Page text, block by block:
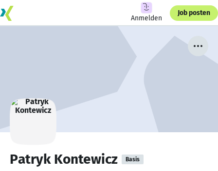
Anmelden
Job posten
Patryk Kontewicz Basis